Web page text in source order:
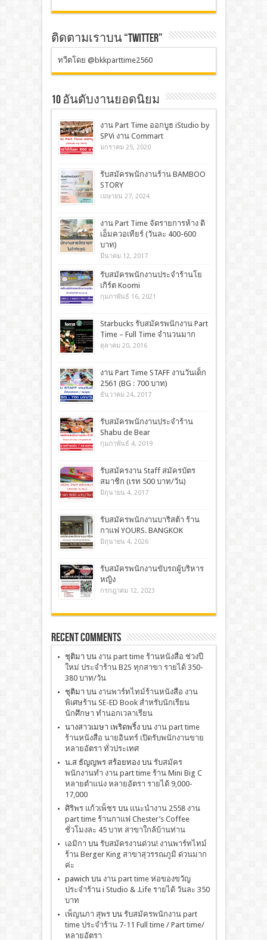
ติดตามเราบน “TWITTER”
ทวีตโดย @bkkparttime2560
10 อันดับงานยอดนิยม
งาน Part Time ออกบูธ iStudio by
SPVi งาน Commart
มกราคม 25, 2020
รับสมัครพนักงานร้าน BAMBOO
STORY
เมษายน 27, 2024
งาน Part Time จัดรายการห้าง ดิ
เอ็มควอเทียร์ (วันละ 400-600
บาท)
มีนาคม 12, 2017
รับสมัครพนักงานประจำร้านโย
เกิร์ต Koomi
กุมภาพันธ์ 16, 2021
Starbucks รับสมัครพนักงาน Part
Time – Full Time จำนวนมาก
ตุลาคม 20, 2016
งาน Part Time STAFF งานวันเด็ก
2561 (BG : 700 บาท)
ธันวาคม 24, 2017
รับสมัครพนักงานประจำร้าน
Shabu de Bear
กุมภาพันธ์ 4, 2019
รับสมัครงาน Staff สมัครบัตร
สมาชิก (เรท 500 บาท/วัน)
มิถุนายน 4, 2017
รับสมัครพนักงานบาริสต้า ร้าน
กาแฟ YOURS. BANGKOK
มิถุนายน 4, 2026
รับสมัครพนักงานขับรถผู้บริหาร
หญิง
กรกฎาคม 12, 2023
Recent Comments
ชุติมา บน งาน part time ร้านหนังสือ ช่วงปี
ใหม่ ประจำร้าน B2S ทุกสาขา รายได้ 350-
380 บาท/วัน
ชุติมา บน งานพาร์ทไทม์ร้านหนังสือ งาน
พิเศษร้าน SE-ED Book สำหรับนักเรียน
นักศึกษา ทำนอกเวลาเรียน
นางสาวเมษา เพริดพริ้งบน งาน part time
ร้านหนังสือ นายอินทร์ เปิดรับพนักงานขาย
หลายอัตรา ทั่วประเทศ
น.ส ธัญญพร สร้อยทองบน รับสมัคร
พนักงานทำ งาน part time ร้าน Mini Big C
หลายตำแน่ง หลายอัตรา รายได้ 9,000-
17,000
ศิริพร แก้วเพ็ชรบน เเนะนำงาน 2558 งาน
part time ร้านกาแฟ Chester’s Coffee
ชั่วโมงละ 45 บาท สาขาใกล้บ้านท่าน
เอมิกา บน รับสมัครงานด่วน! งานพาร์ทไทม์
ร้าน Berger King สาขาสุวรรณภูมิ ด่วนมาก
ค่ะ
pawich บน งาน part time ห่อของขวัญ
ประจำร้าน i Studio & .Life รายได้ วันละ 350
บาท
เพ็ญนภา สุพรบน รับสมัครพนักงาน part
time ประจำร้าน 7-11 Full time / Part time/
หลายอัตรา